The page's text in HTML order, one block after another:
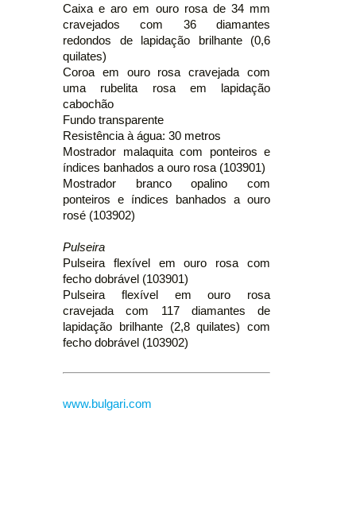
Caixa e aro em ouro rosa de 34 mm
cravejados com 36 diamantes
redondos de lapidação brilhante (0,6
quilates)
Coroa em ouro rosa cravejada com
uma rubelita rosa em lapidação
cabochão
Fundo transparente
Resistência à água: 30 metros
Mostrador malaquita com ponteiros e
índices banhados a ouro rosa (103901)
Mostrador branco opalino com
ponteiros e índices banhados a ouro
rosé (103902)
Pulseira
Pulseira flexível em ouro rosa com
fecho dobrável (103901)
Pulseira flexível em ouro rosa
cravejada com 117 diamantes de
lapidação brilhante (2,8 quilates) com
fecho dobrável (103902)
www.bulgari.com